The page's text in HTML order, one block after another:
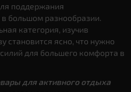
поддержания
большом разнообразии.
категория, изучив
становится ясно, что нужно
для большего комфорта в
для активного отдыха